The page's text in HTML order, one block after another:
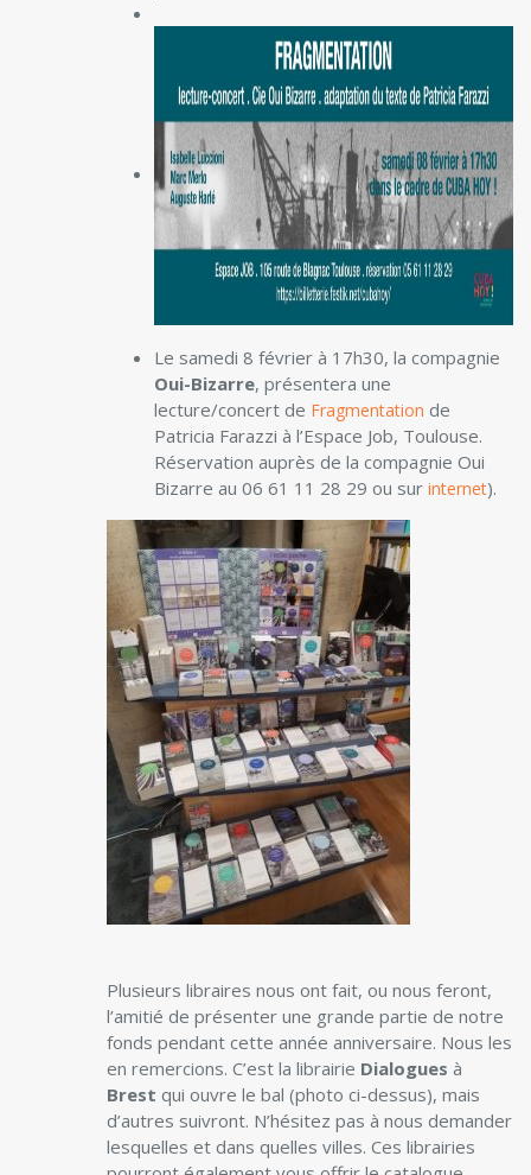
Le samedi 8 février à 17h30, la compagnie
Oui-Bizarre, présentera une
lecture/concert de Fragmentation de
Patricia Farazzi à l’Espace Job, Toulouse.
Réservation auprès de la compagnie Oui
Bizarre au 06 61 11 28 29 ou sur internet).
Plusieurs libraires nous ont fait, ou nous feront,
l’amitié de présenter une grande partie de notre
fonds pendant cette année anniversaire. Nous les
en remercions. C’est la librairie Dialogues à
Brest qui ouvre le bal (photo ci-dessus), mais
d’autres suivront. N’hésitez pas à nous demander
lesquelles et dans quelles villes. Ces librairies